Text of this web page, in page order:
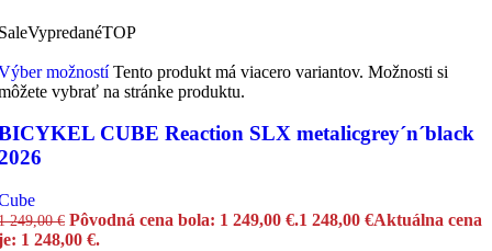
VypredanéTOP
možností Tento produkt má viacero variantov. Možnosti si
vybrať na stránke produktu.
CUBE Reaction SLX metalicgrey´n´black
249,00€ Pôvodná cena bola: 1 249,00 €.1 248,00 €Aktuálna cena
1 248,00 €.